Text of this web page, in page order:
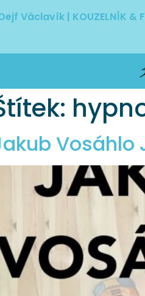
Václavík | KOUZELNÍK &
Vosáhlo